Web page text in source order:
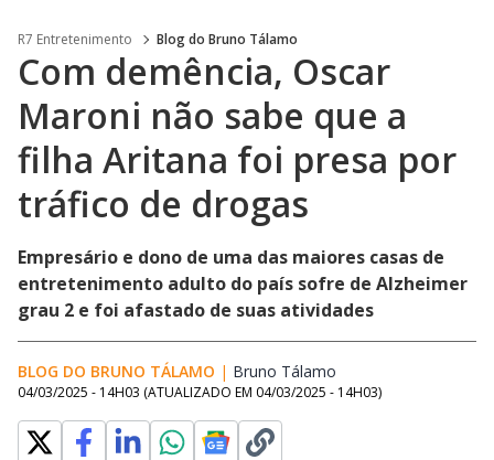
R7 Entretenimento Blog do Bruno Tálamo
Com demência, Oscar
Maroni não sabe que a
filha Aritana foi presa por
tráfico de drogas
Empresário e dono de uma das maiores casas de
entretenimento adulto do país sofre de Alzheimer
grau 2 e foi afastado de suas atividades
BLOG DO BRUNO TÁLAMO | Bruno Tálamo
04/03/2025 - 14H03 (ATUALIZADO EM 04/03/2025 - 14H03)